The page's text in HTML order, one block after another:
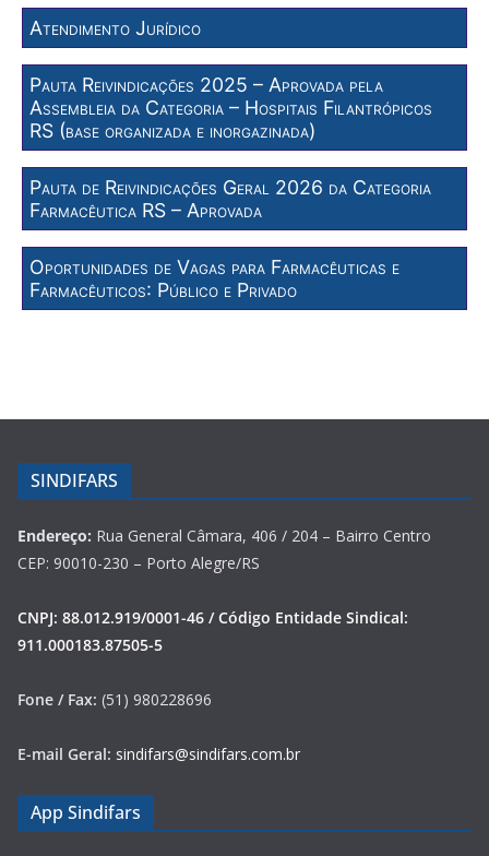
Atendimento Jurídico
Pauta Reivindicações 2025 – Aprovada pela
Assembleia da Categoria – Hospitais Filantrópicos
RS (base organizada e inorgazinada)
Pauta de Reivindicações Geral 2026 da Categoria
Farmacêutica RS – Aprovada
Oportunidades de Vagas para Farmacêuticas e
Farmacêuticos: Público e Privado
SINDIFARS
Endereço: Rua General Câmara, 406 / 204 – Bairro Centro
CEP: 90010-230 – Porto Alegre/RS
CNPJ: 88.012.919/0001-46 / Código Entidade Sindical:
911.000183.87505-5
Fone / Fax: (51) 980228696
E-mail Geral: sindifars@sindifars.com.br
App Sindifars